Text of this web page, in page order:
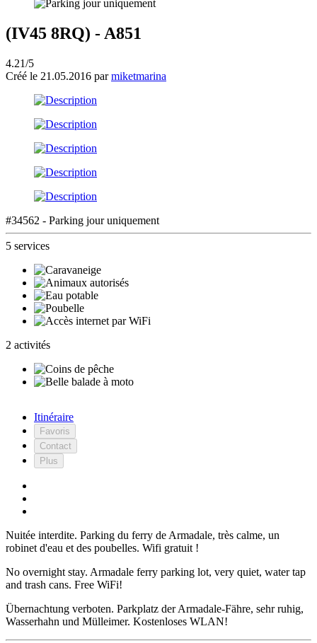
(IV45 8RQ) - A851
4.21/5
Créé le 21.05.2016 parmiketmarina
#34562 - Parking jour uniquement
5 services
2 activités
Itinéraire
Favoris
Contact
Plus
Nuitée interdite. Parking du ferry de Armadale, très calme, un
robinet d'eau et des poubelles. Wifi gratuit !
No overnight stay. Armadale ferry parking lot, very quiet, water tap
and trash cans. Free WiFi!
Übernachtung verboten. Parkplatz der Armadale-Fähre, sehr ruhig,
Wasserhahn und Mülleimer. Kostenloses WLAN!